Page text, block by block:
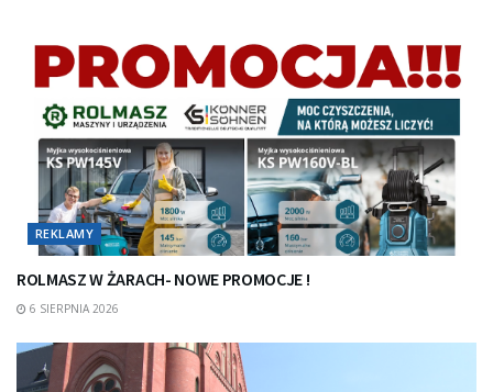
REKLAMY
ROLMASZ W ŻARACH- NOWE PROMOCJE !
6 SIERPNIA 2026